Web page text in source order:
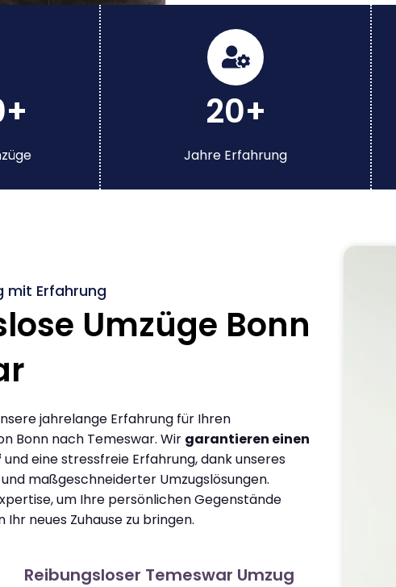
20+
Jahre Erfahrung
mit Erfahrung
Umzüge Bonn
jahrelange Erfahrung für Ihren
Bonn nach Temeswar. Wir garantieren einen
und eine stressfreie Erfahrung, dank unseres
maßgeschneiderter Umzugslösungen.
um Ihre persönlichen Gegenstände
Ihr neues Zuhause zu bringen.
Reibungsloser Temeswar Umzug